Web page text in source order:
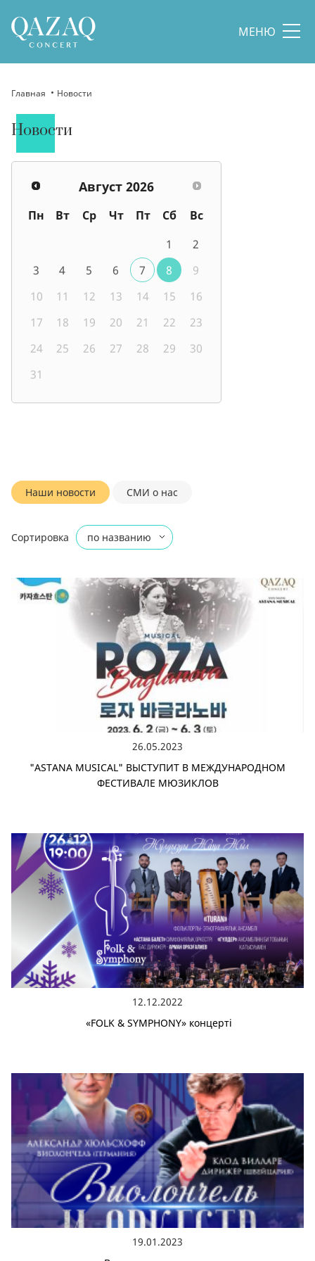
МЕНЮ
Главная Новости
Новости
Август 2026
Пн Вт Ср Чт Пт Сб
Вс
1
2
3
4 5 6 7 8
9
10
11 12 13 14 15
16
17
18 19 20 21 22
23
24
25 26 27 28 29
30
31
Наши новости СМИ о нас
Сортировка
по названию
26.05.2023
"ASTANA MUSICAL" ВЫСТУПИТ В МЕЖДУНАРОДНОМ
ФЕСТИВАЛЕ МЮЗИКЛОВ
12.12.2022
«FOLK & SYMPHONY» концерті
19.01.2023